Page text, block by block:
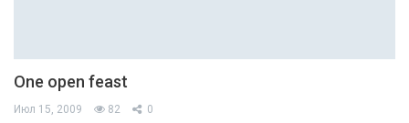
One open feast
Июл 15, 2009 82 0